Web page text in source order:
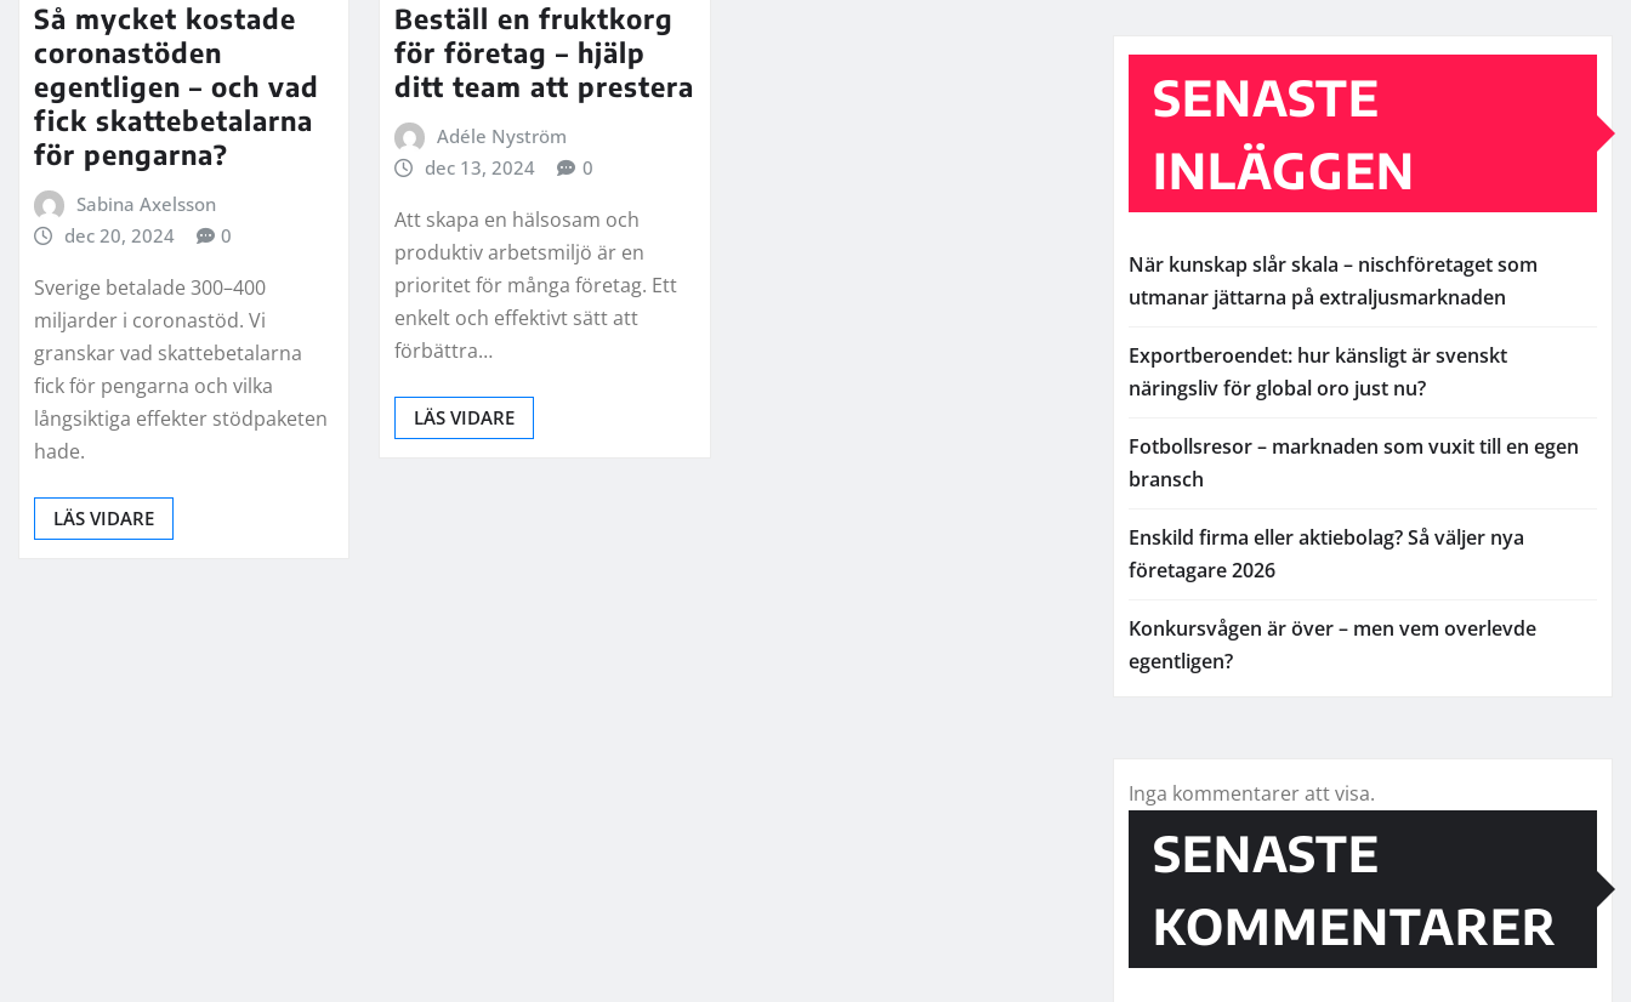
Så mycket kostade
coronastöden
egentligen – och vad
fick skattebetalarna
för pengarna?
Sabina Axelsson
dec 20, 2024
0
Sverige betalade 300–400
miljarder i coronastöd. Vi
granskar vad skattebetalarna
fick för pengarna och vilka
långsiktiga effekter stödpaketen
hade.
LÄS VIDARE
Beställ en fruktkorg
för företag – hjälp
ditt team att prestera
Adéle Nyström
dec 13, 2024
0
Att skapa en hälsosam och
produktiv arbetsmiljö är en
prioritet för många företag. Ett
enkelt och effektivt sätt att
förbättra…
LÄS VIDARE
SENASTE
INLÄGGEN
När kunskap slår skala – nischföretaget som
utmanar jättarna på extraljusmarknaden
Exportberoendet: hur känsligt är svenskt
näringsliv för global oro just nu?
Fotbollsresor – marknaden som vuxit till en egen
bransch
Enskild firma eller aktiebolag? Så väljer nya
företagare 2026
Konkursvågen är över – men vem overlevde
egentligen?
Inga kommentarer att visa.
SENASTE
KOMMENTARER